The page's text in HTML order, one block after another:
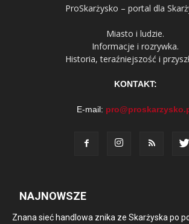
ProSkarżysko – portal dla
Miasto i ludzie.
Informacje i rozrywka.
Historia, teraźniejszość i
KONTAKT:
E-mail:
NAJNOWSZE
Znana sieć handlowa znika ze Skarżyska po